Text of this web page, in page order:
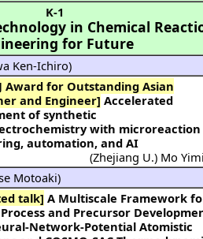
K-1
in Chemical
for Future
Ken-Ichiro)
Award for Outstanding Asian
and Engineer] Accelerated
of synthetic
with microreaction
automation, and AI
(Zhejiang U.) Mo
Motoaki)
talk] A Multiscale Framework for
Process and Precursor
Network-Potential Atomistic